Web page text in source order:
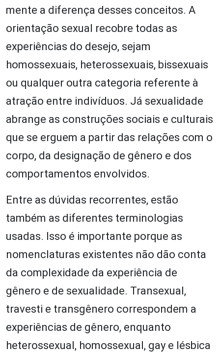
mente a diferença desses conceitos. A
orientação sexual recobre todas as
experiências do desejo, sejam
homossexuais, heterossexuais, bissexuais
ou qualquer outra categoria referente à
atração entre indivíduos. Já sexualidade
abrange as construções sociais e culturais
que se erguem a partir das relações com o
corpo, da designação de gênero e dos
comportamentos envolvidos.
Entre as dúvidas recorrentes, estão
também as diferentes terminologias
usadas. Isso é importante porque as
nomenclaturas existentes não dão conta
da complexidade da experiência de
gênero e de sexualidade. Transexual,
travesti e transgênero correspondem a
experiências de gênero, enquanto
heterossexual, homossexual, gay e lésbica